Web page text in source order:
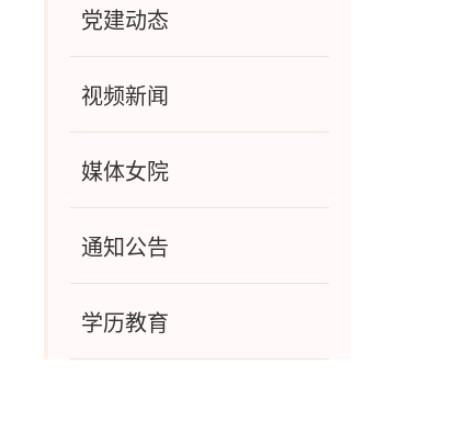
党建动态
视频新闻
媒体女院
通知公告
学历教育